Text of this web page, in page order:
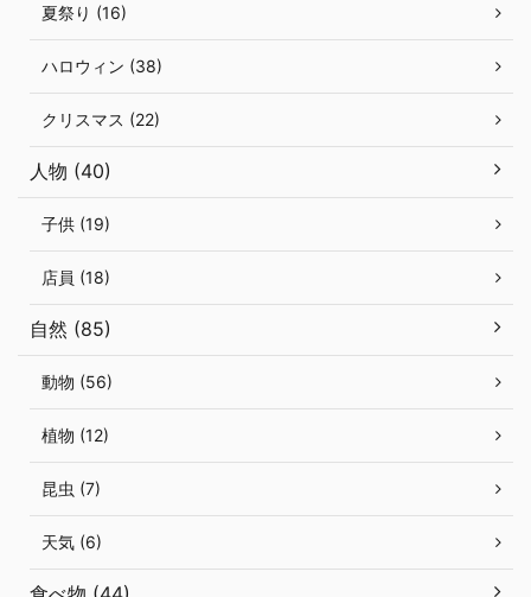
夏祭り (16)
ハロウィン (38)
クリスマス (22)
人物 (40)
子供 (19)
店員 (18)
自然 (85)
動物 (56)
植物 (12)
昆虫 (7)
天気 (6)